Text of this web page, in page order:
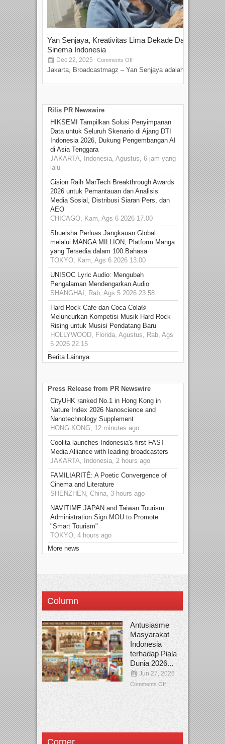
Yan Senjaya, Kreativitas Lima Dekade Dalam
Sinema Indonesia
Dec 22, 2025 Comments Off
Jakarta, Broadcastmagz – Yan Senjaya adalah...
Rilis PR Newswire
HIKSEMI Tampilkan Solusi Penyimpanan
Data untuk Seluruh Skenario di Ajang DTI
Indonesia 2026, Dukung Pengembangan AI
di Asia Tenggara
JAKARTA, Indonesia, Agustus, 6 jam yang
lalu
Cision Raih MarTech Breakthrough Awards
2026 untuk Pemantauan dan Analisis
Media Sosial, Distribusi Siaran Pers, dan
AEO
CHICAGO, Kam, Ags 6 2026 17.00
Shueisha Perluas Jangkauan Global
melalui MANGA MILLION, Platform Manga
yang Tersedia dalam 100 Bahasa
TOKYO, Kam, Ags 6 2026 13.00
UNISOC Lyric Audio: Mengubah
Pengalaman Mendengarkan Audio
SHANGHAI, Rab, Ags 5 2026 23.58
Hard Rock Cafe dan Coca-Cola®
Meluncurkan Kompetisi Musik Hard Rock
Rising untuk Musisi Pendatang Baru
HOLLYWOOD, Florida, Agustus, Rab, Ags
5 2026 22.15
Berita Lainnya
Press Release from PR Newswire
CityUHK ranked No.1 in Hong Kong in
Nature Index 2026 Nanoscience and
Nanotechnology Supplement
HONG KONG, 12 minutes ago
Coolita launches Indonesia's first FAST
Media Alliance with leading broadcasters
JAKARTA, Indonesia, 2 hours ago
FAMILIARITÉ: A Poetic Convergence of
Cinema and Literature
SHENZHEN, China, 3 hours ago
NAVITIME JAPAN and Taiwan Tourism
Administration Sign MOU to Promote
"Smart Tourism"
TOKYO, 4 hours ago
More news
Column
Antusiasme
Masyarakat
Indonesia
terhadap Piala
Dunia 2026...
Jun 27, 2026
Comments Off